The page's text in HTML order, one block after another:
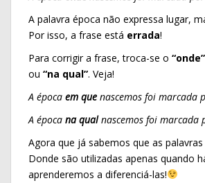
A palavra época não expressa lugar,
Por isso, a frase está errada!
Para corrigir a frase, troca-se o “onde”
ou “na qual”. Veja!
A época em que nascemos foi marcada
A época na qualnascemos foi marcada
Agora que já sabemos que as
Donde são utilizadas apenas quando
aprenderemos a diferenciá-las!